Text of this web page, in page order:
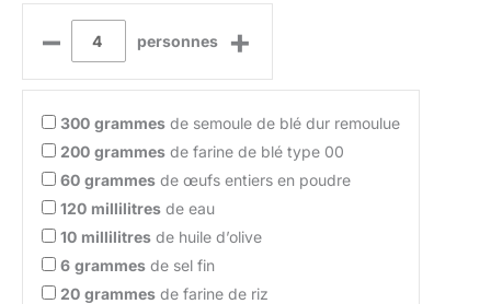
– personnes +
300 grammes de semoule de blé dur remoulue
200 grammes de farine de blé type 00
60 grammes de œufs entiers en poudre
120 millilitres de eau
10 millilitres de huile d’olive
6 grammes de sel fin
20 grammes de farine de riz